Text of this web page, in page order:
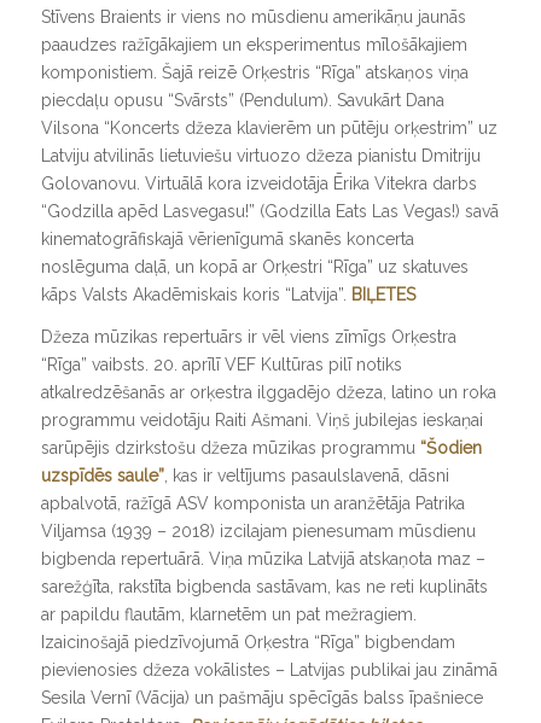
Stīvens Braients ir viens no mūsdienu amerikāņu jaunās
paaudzes ražīgākajiem un eksperimentus mīlošākajiem
komponistiem. Šajā reizē Orķestris “Rīga” atskaņos viņa
piecdaļu opusu “Svārsts” (Pendulum). Savukārt Dana
Vilsona “Koncerts džeza klavierēm un pūtēju orķestrim” uz
Latviju atvilinās lietuviešu virtuozo džeza pianistu Dmitriju
Golovanovu. Virtuālā kora izveidotāja Ērika Vitekra darbs
“Godzilla apēd Lasvegasu!” (Godzilla Eats Las Vegas!) savā
kinematogrāfiskajā vērienīgumā skanēs koncerta
noslēguma daļā, un kopā ar Orķestri “Rīga” uz skatuves
kāps Valsts Akadēmiskais koris “Latvija”. BIĻETES
Džeza mūzikas repertuārs ir vēl viens zīmīgs Orķestra
“Rīga” vaibsts. 20. aprīlī VEF Kultūras pilī notiks
atkalredzēšanās ar orķestra ilggadējo džeza, latino un roka
programmu veidotāju Raiti Ašmani. Viņš jubilejas ieskaņai
sarūpējis dzirkstošu džeza mūzikas programmu “Šodien
uzspīdēs saule”, kas ir veltījums pasaulslavenā, dāsni
apbalvotā, ražīgā ASV komponista un aranžētāja Patrika
Viljamsa (1939 – 2018) izcilajam pienesumam mūsdienu
bigbenda repertuārā. Viņa mūzika Latvijā atskaņota maz –
sarežģīta, rakstīta bigbenda sastāvam, kas ne reti kuplināts
ar papildu flautām, klarnetēm un pat mežragiem.
Izaicinošajā piedzīvojumā Orķestra “Rīga” bigbendam
pievienosies džeza vokālistes – Latvijas publikai jau zināmā
Sesila Vernī (Vācija) un pašmāju spēcīgās balss īpašniece